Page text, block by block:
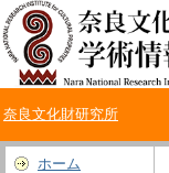
奈良文化財研究所
ホーム